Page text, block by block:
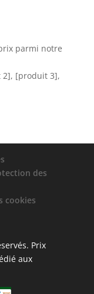
parmi notre
[produit 3],
des
cookies
Prix
aux